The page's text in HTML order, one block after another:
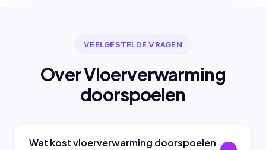
VEELGESTELDE VRAGEN
Over Vloerverwarming
doorspoelen
Wat kost vloerverwarming doorspoelen